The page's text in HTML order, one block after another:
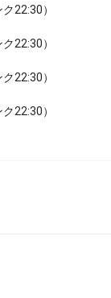
22:30）
22:30）
22:30）
22:30）